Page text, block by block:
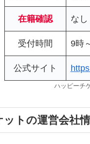
在籍確認 なし
受付時間 9時
公式サイト
ハッピーチ
トの運営会社